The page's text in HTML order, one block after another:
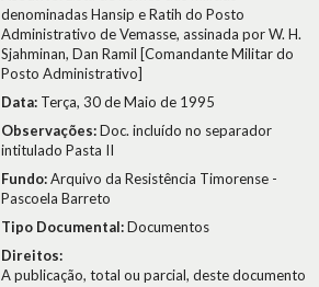
denominadas Hansip e Ratih do Posto
Administrativo de Vemasse, assinada por W. H.
Sjahminan, Dan Ramil [Comandante Militar do
Posto Administrativo]
Data: Terça, 30 de Maio de 1995
Observações:Doc. incluído no separador
intitulado Pasta II
Fundo:Arquivo da Resistência Timorense -
Pascoela Barreto
Tipo Documental:Documentos
Direitos:
A publicação, total ou parcial, deste documento